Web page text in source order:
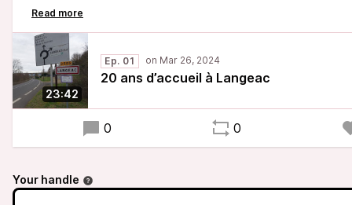
la pertinence de l’implantation de cette structure sur
ses environs.
23:42
Ep. 01
20 ans d’accueil à Langeac
0 0
Your handle